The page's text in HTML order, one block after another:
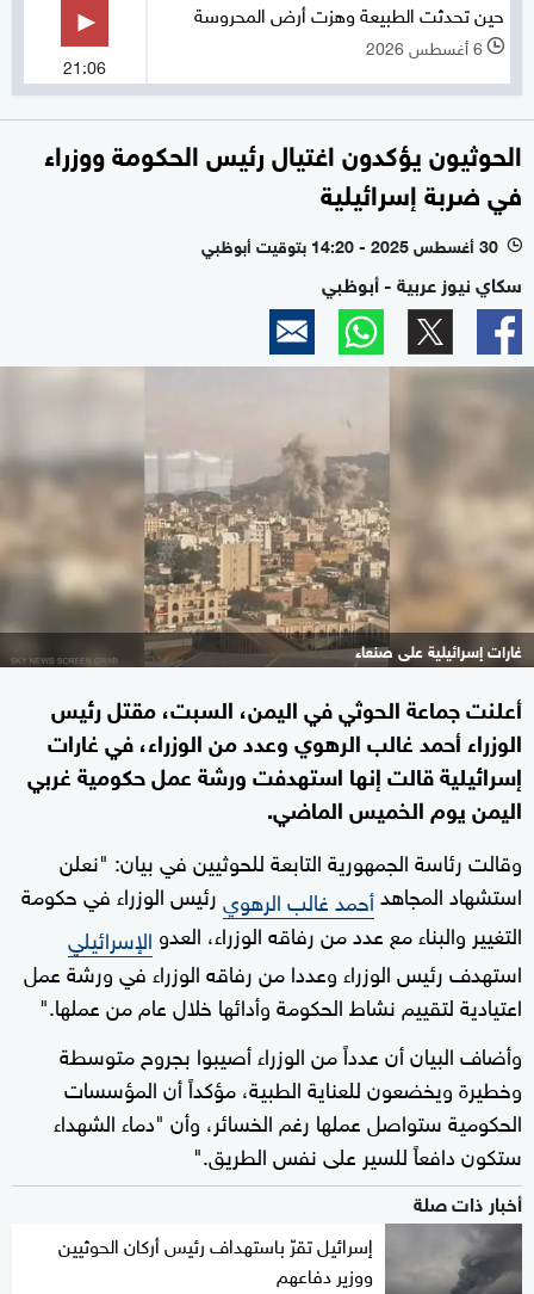
حين تحدثت الطبيعة وهزت أرض المحروسة
l 6 أغسطس 2026
21:06
الحوثيون يؤكدون اغتيال رئيس الحكومة ووزراء
في ضربة إسرائيلية
l 30 أغسطس 2025 - 14:20 بتوقيت أبوظبي
سكاي نيوز عربية - أبوظبي
غارات إسرائيلية على صنعاء
أعلنت جماعة الحوثي في اليمن، السبت، مقتل رئيس
الوزراء أحمد غالب الرهوي وعدد من الوزراء، في غارات
إسرائيلية قالت إنها استهدفت ورشة عمل حكومية غربي
اليمن يوم الخميس الماضي.
وقالت رئاسة الجمهورية التابعة للحوثيين في بيان: "نعلن
استشهاد المجاهدأحمد غالب الرهويرئيس الوزراء في حكومة
التغيير والبناء مع عدد من رفاقه الوزراء، العدو الإسرائيلي
استهدف رئيس الوزراء وعددا من رفاقه الوزراء في ورشة عمل
اعتيادية لتقييم نشاط الحكومة وأدائها خلال عام من عملها."
وأضاف البيان أن عدداً من الوزراء أصيبوا بجروح متوسطة
وخطيرة ويخضعون للعناية الطبية، مؤكداً أن المؤسسات
الحكومية ستواصل عملها رغم الخسائر، وأن "دماء الشهداء
ستكون دافعاً للسير على نفس الطريق."
أخبار ذات صلة
إسرائيل تقرّ باستهداف رئيس أركان الحوثيين
ووزير دفاعهم